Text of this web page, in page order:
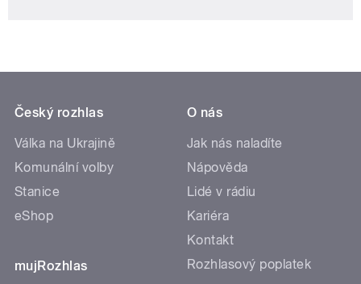
Český rozhlas
Válka na Ukrajině
Komunální volby
Stanice
eShop
mujRozhlas
O nás
Jak nás naladíte
Nápověda
Lidé v rádiu
Kariéra
Kontakt
Rozhlasový poplatek